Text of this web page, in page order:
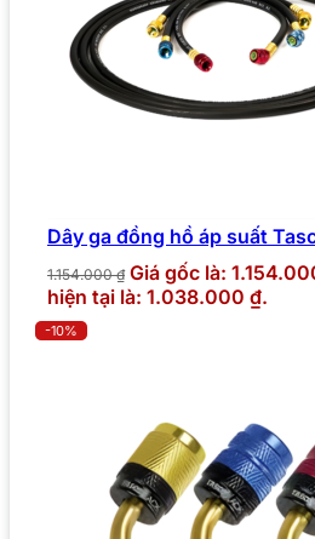
Dây ga đồng hồ áp suất
1.154.000₫ Giá gốc là:
hiện tại là: 1.038.000 ₫.
-10%